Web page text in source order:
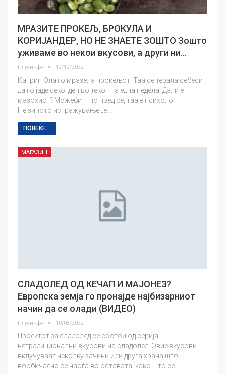
МРАЗИТЕ ПРОКЕЉ, БРОКУЛА И
КОРИЈАНДЕР, НО НЕ ЗНАЕТЕ ЗОШТО Зошто
уживаме во некои вкусови, а други ни…
Плусинфо 12/12/2022
Катрин Ола го мразела прокељот. Таа се терала себеси
да го јаде секој ден во текот на една недела. Дали е
мазохист? Можеби – но пред сѐ, таа е психолог.
Нејзиното истражување „е…
ПОВЕЌЕ...
МАГАЗИН
СЛАДОЛЕД ОД КЕЧАП И МАЈОНЕЗ?
Европска земја го пронајде најбизарниот
начин да се олади (ВИДЕО)
Плусинфо 10/08/2022
Проектот за сладолед се состои од серија
нетрадиционални вкусови на сладолед. Овие вкусови
вклучуваат неколку зачини или друга храна што
вообичаено се наоѓа во оставата, како што се…